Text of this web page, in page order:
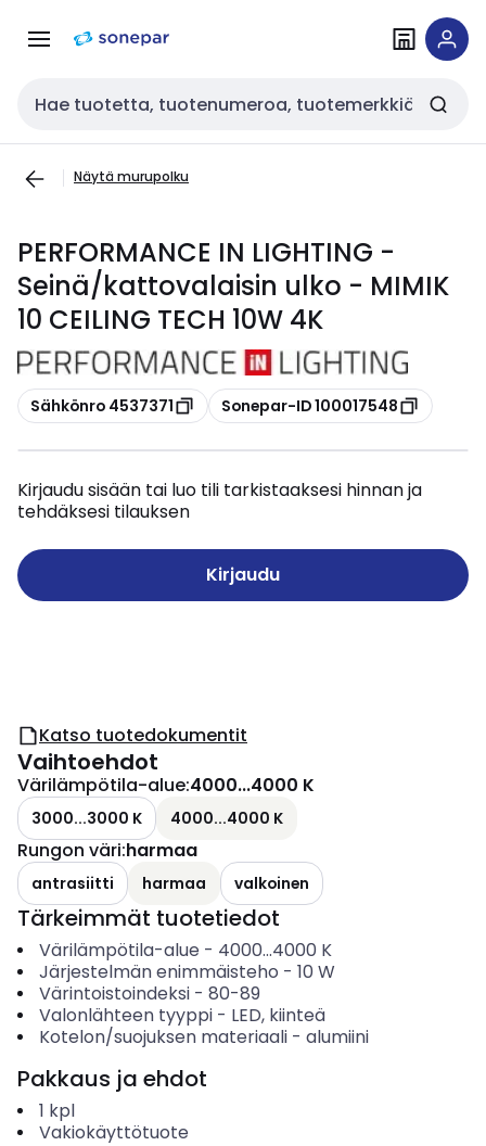
navigointiinsisältöön
Haku
Näytä murupolku
PERFORMANCE IN LIGHTING -
Seinä/kattovalaisin ulko - MIMIK
10 CEILING TECH 10W 4K
Kopioi
Sähkönro 4537371 Kopioi
Sonepar-ID 100017548
Kirjaudu sisään tai luo tili tarkistaaksesi hinnan ja
tehdäksesi tilauksen
Kirjaudu
Katso tuotedokumentit
Vaihtoehdot
Värilämpötila-alue:4000...4000 K
3000...3000 K 4000...4000 K
Rungon väri:harmaa
antrasiitti harmaa valkoinen
Tärkeimmät tuotetiedot
Värilämpötila-alue - 4000...4000 K
Järjestelmän enimmäisteho - 10 W
Värintoistoindeksi- 80-89
Valonlähteen tyyppi- LED, kiinteä
Kotelon/suojuksen materiaali- alumiini
Pakkaus ja ehdot
1 kpl
Vakiokäyttötuote